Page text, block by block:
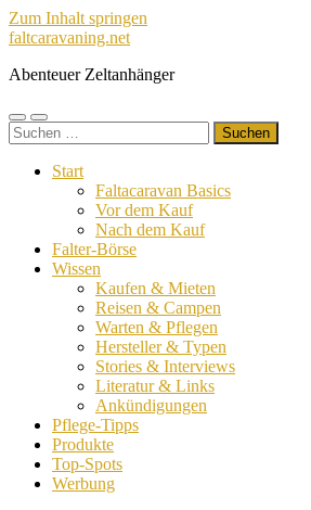
Zum Inhalt springen
faltcaravaning.net
Abenteuer Zeltanhänger
Mobile-
Menü
Suchfeld
ein-/ausblenden
Suchen
nach:
Start
Faltacaravan Basics
Vor dem Kauf
Nach dem Kauf
Falter-Börse
Wissen
Kaufen & Mieten
Reisen & Campen
Warten & Pflegen
Hersteller & Typen
Stories & Interviews
Literatur & Links
Ankündigungen
Pflege-Tipps
Produkte
Top-Spots
Werbung